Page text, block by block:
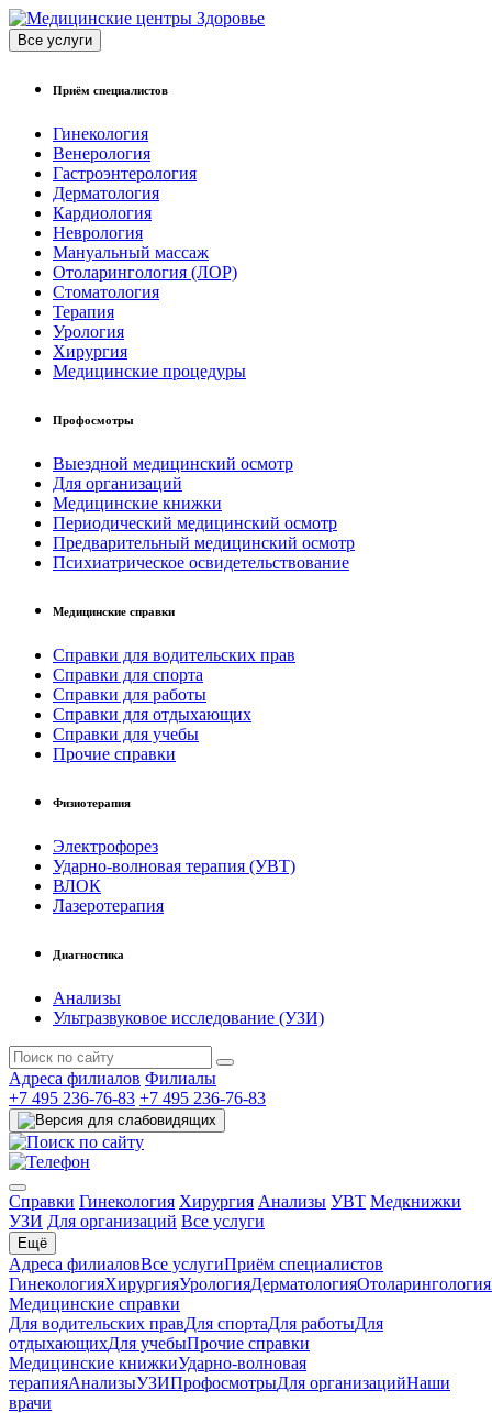
Все услуги
Приём специалистов
Гинекология
Венерология
Гастроэнтерология
Дерматология
Кардиология
Неврология
Мануальный массаж
Отоларингология (ЛОР)
Стоматология
Терапия
Урология
Хирургия
Медицинские процедуры
Профосмотры
Выездной медицинский осмотр
Для организаций
Медицинские книжки
Периодический медицинский осмотр
Предварительный медицинский осмотр
Психиатрическое освидетельствование
Медицинские справки
Справки для водительских прав
Справки для спорта
Справки для работы
Справки для отдыхающих
Справки для учебы
Прочие справки
Физиотерапия
Электрофорез
Ударно-волновая терапия (УВТ)
ВЛОК
Лазеротерапия
Диагностика
Анализы
Ультразвуковое исследование (УЗИ)
Адреса филиалов Филиалы
+7 495 236-76-83 +7 495 236-76-83
Справки Гинекология Хирургия Анализы УВТ Медкнижки
УЗИ Для организаций Все услуги
Ещё
Адреса филиаловВсе услугиПриём специалистов
ГинекологияХирургияУрологияДерматологияОтоларингология
Медицинские справки
Для водительских правДля спортаДля работыДля
отдыхающихДля учебыПрочие справки
Медицинские книжкиУдарно-волновая
терапияАнализыУЗИПрофосмотрыДля организацийНаши
врачи